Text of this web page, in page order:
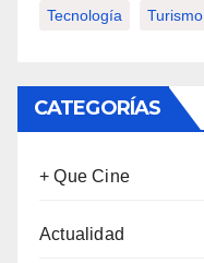
Tecnología Turismo
CATEGORÍAS
+ Que Cine
Actualidad